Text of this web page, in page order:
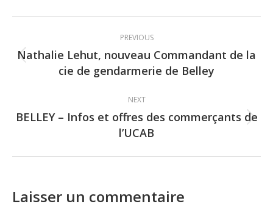
navigation
PREVIOUS
Previous
post:
Nathalie Lehut, nouveau Commandant de la
cie de gendarmerie de Belley
NEXT
Next
post:
BELLEY – Infos et offres des commerçants de
l’UCAB
Laisser un commentaire